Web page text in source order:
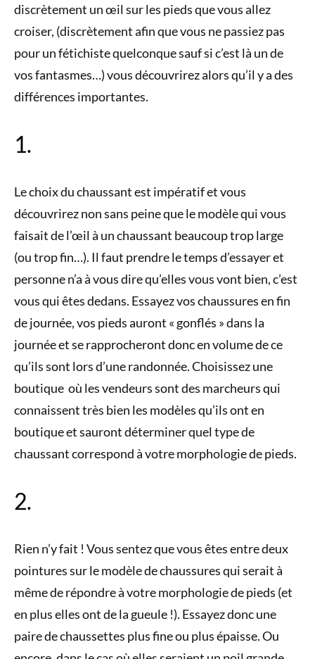
discrètement un œil sur les pieds que vous allez
croiser, (discrètement afin que vous ne passiez pas
pour un fétichiste quelconque sauf si c’est là un de
vos fantasmes…) vous découvrirez alors qu’il y a des
différences importantes.
1.
Le choix du chaussant est impératif et vous
découvrirez non sans peine que le modèle qui vous
faisait de l’œil à un chaussant beaucoup trop large
(ou trop fin…). Il faut prendre le temps d’essayer et
personne n’a à vous dire qu’elles vous vont bien, c’est
vous qui êtes dedans. Essayez vos chaussures en fin
de journée, vos pieds auront « gonflés » dans la
journée et se rapprocheront donc en volume de ce
qu’ils sont lors d’une randonnée. Choisissez une
boutique où les vendeurs sont des marcheurs qui
connaissent très bien les modèles qu’ils ont en
boutique et sauront déterminer quel type de
chaussant correspond à votre morphologie de pieds.
2.
Rien n’y fait ! Vous sentez que vous êtes entre deux
pointures sur le modèle de chaussures qui serait à
même de répondre à votre morphologie de pieds (et
en plus elles ont de la gueule !). Essayez donc une
paire de chaussettes plus fine ou plus épaisse. Ou